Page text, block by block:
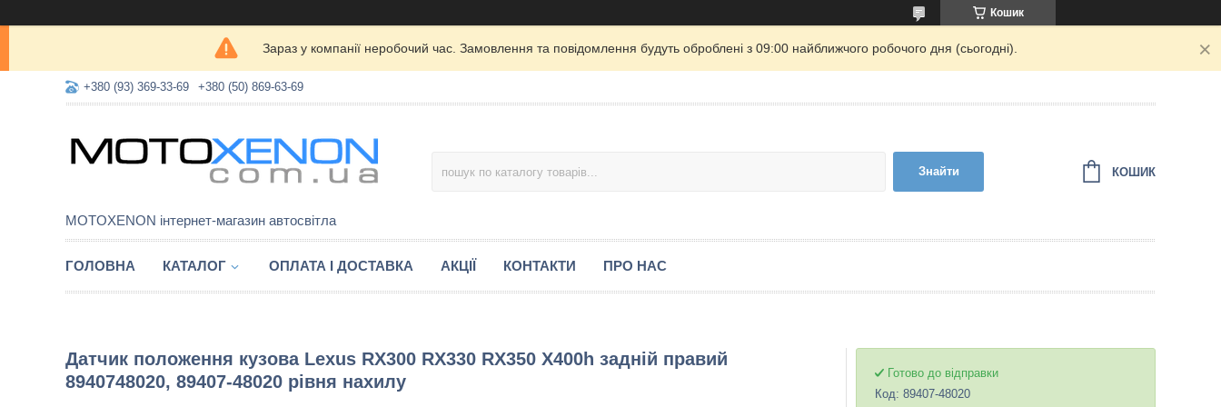
Кошик
Зараз у компанії неробочий час. Замовлення та повідомлення будуть оброблені з 09:00 найближчого робочого дня (сьогодні).
+380 (93) 369-33-69 +380 (50) 869-63-69
MOTOXENON інтернет-магазин автосвітла
Знайти КОШИК
ГОЛОВНА КАТАЛОГ ОПЛАТА І ДОСТАВКА АКЦІЇ КОНТАКТИ ПРО НАС
Датчик положення кузова Lexus RX300 RX330 RX350 X400h задній правий
8940748020, 89407-48020 рівня нахилу
Готово до відправки
Код: 89407-48020